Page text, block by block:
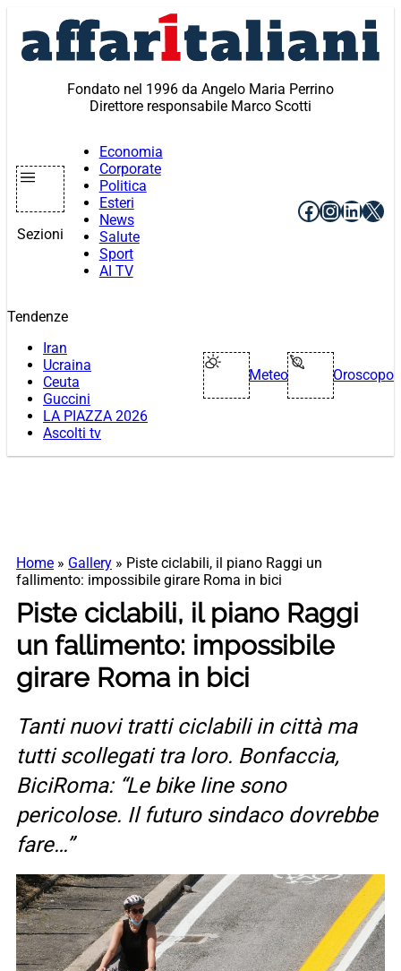
contenuto
Fondato nel 1996 da Angelo Maria Perrino
Direttore responsabile Marco Scotti
Sezioni
Economia
Corporate
Politica
Esteri
News
Salute
Sport
AI TV
Facebook
X
Tendenze
Iran
Ucraina
Ceuta
Guccini
LA PIAZZA 2026
Ascolti tv
Meteo Oroscopo
Home » Gallery » Piste ciclabili, il piano Raggi un
fallimento: impossibile girare Roma in bici
Piste ciclabili, il piano Raggi
un fallimento: impossibile
girare Roma in bici
Tanti nuovi tratti ciclabili in città ma
tutti scollegati tra loro. Bonfaccia,
BiciRoma: “Le bike line sono
pericolose. Il futuro sindaco dovrebbe
fare…”